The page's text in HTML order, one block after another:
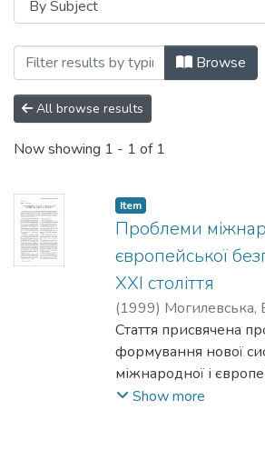
Browsing 012: Browse
All browse results
Now showing 1 - 1 of 1
Item
Проблеми
європейської
XXI століття
(1999) Могилевська,
Стаття присвячена
формування нової
міжнародної і
Подається аналіз
Show more